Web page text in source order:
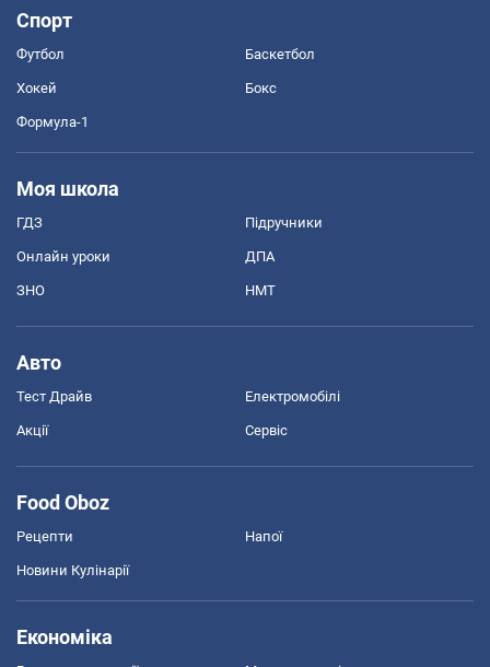
Спорт
Футбол Баскетбол
Хокей Бокс
Формула-1
Моя школа
ГДЗ Підручники
Онлайн уроки ДПА
ЗНО НМТ
Авто
Тест Драйв Електромобілі
Акції Сервіс
Food Oboz
Рецепти Напої
Новини Кулінарії
Економіка